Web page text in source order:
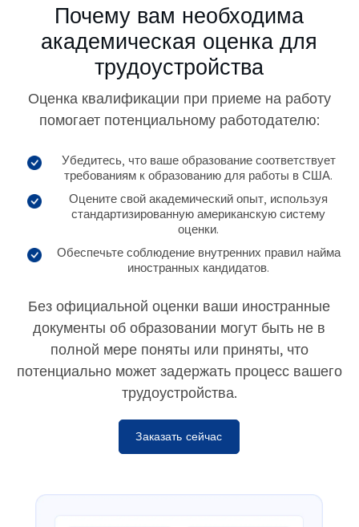
Почему вам необходима
академическая оценка для
трудоустройства
Оценка квалификации при приеме на работу
помогает потенциальному работодателю:
Убедитесь, что ваше образование соответствует
требованиям к образованию для работы в США.
Оцените свой академический опыт, используя
стандартизированную американскую систему
оценки.
Обеспечьте соблюдение внутренних правил найма
иностранных кандидатов.
Без официальной оценки ваши иностранные
документы об образовании могут быть не в
полной мере поняты или приняты, что
потенциально может задержать процесс вашего
трудоустройства.
Заказать сейчас